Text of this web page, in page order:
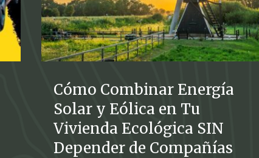
Cómo Combinar Energía
Solar y Eólica en Tu
Vivienda Ecológica SIN
Depender de Compañías